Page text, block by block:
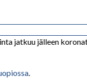
jatkuu jälleen
.